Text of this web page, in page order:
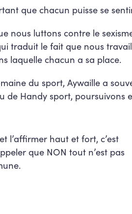
que chacun puisse se
nous luttons contre le
traduit le fait que nous
laquelle chacun a sa place.
du sport, Aywaille a
de Handy sport, poursuivons
l’affirmer haut et fort, c’est
que NON tout n’est pas